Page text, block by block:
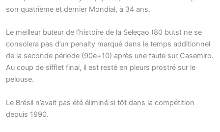
son quatrième et dernier Mondial, à 34 ans.
Le meilleur buteur de l’histoire de la Seleçao (80 buts) ne se
consolera pas d’un penalty marqué dans le temps additionnel
de la seconde période (90e+10) après une faute sur Casemiro.
Au coup de sifflet final, il est resté en pleurs prostré sur le
pelouse.
Le Brésil n’avait pas été éliminé si tôt dans la compétition
depuis 1990.